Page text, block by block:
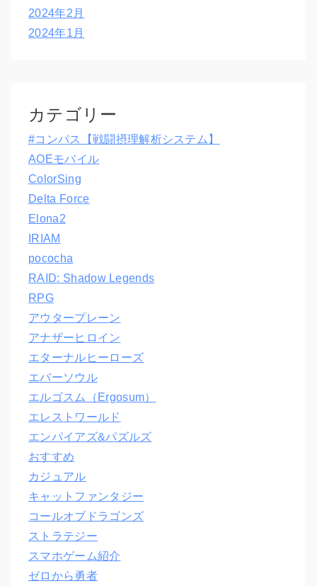
2024年2月
2024年1月
カテゴリー
#コンパス【戦闘摂理解析システム】
AOEモバイル
ColorSing
Delta Force
Elona2
IRIAM
pococha
RAID: Shadow Legends
RPG
アウタープレーン
アナザーヒロイン
エターナルヒーローズ
エバーソウル
エルゴスム（Ergosum）
エレストワールド
エンパイアズ&パズルズ
おすすめ
カジュアル
キャットファンタジー
コールオブドラゴンズ
ストラテジー
スマホゲーム紹介
ゼロから勇者